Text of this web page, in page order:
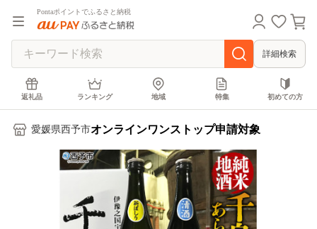
Pontaポイントでふるさと納税
詳細検索
返礼品 ランキング 地域 特集 初めての方
愛媛県西予市オンラインワンストップ申請対象